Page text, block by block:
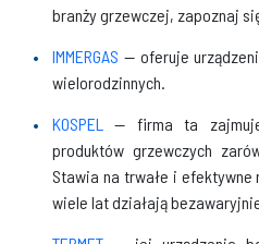
branży grzewczej, zapoznaj
IMMERGAS — oferuje
wielorodzinnych.
KOSPEL
— firma ta
produktów grzewczych
Stawia na trwałe i
wiele lat działają